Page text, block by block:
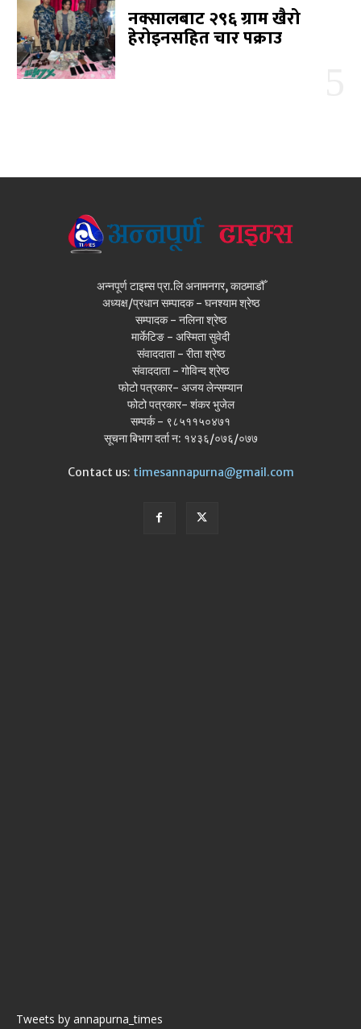
नक्सालबाट २९६ ग्राम खैरो
हेरोइनसहित चार पक्राउ
अन्नपूर्ण टाइम्स प्रा.लि अनामनगर, काठमाडौँ
अध्यक्ष/प्रधान सम्पादक - घनश्याम श्रेष्ठ
सम्पादक - नलिना श्रेष्ठ
मार्केटिङ - अस्मिता सुवेदी
संवाददाता - रीता श्रेष्ठ
संवाददाता - गोविन्द श्रेष्ठ
फोटो पत्रकार- अजय लेन्सम्यान
फोटो पत्रकार- शंकर भुजेल
सम्पर्क - ९८५११५०४७१
सूचना बिभाग दर्ता न: १४३६/०७६/०७७
Contact us: timesannapurna@gmail.com
Tweets by annapurna_times